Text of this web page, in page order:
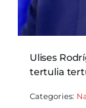
Ulises
tertulia
Categories: